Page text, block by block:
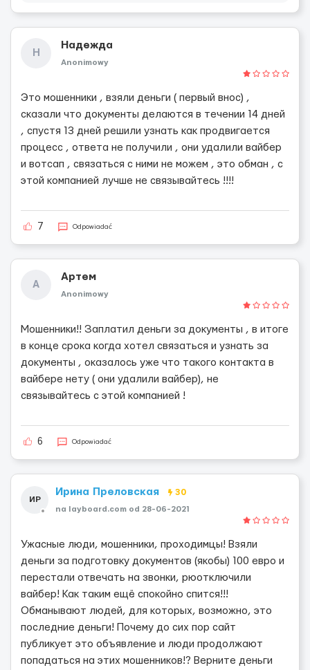
Н
Надежда
Anonimowy
Это мошенники , взяли деньги ( первый внос) ,
сказали что документы делаются в течении 14 дней
, спустя 13 дней решили узнать как продвигается
процесс , ответа не получили , они удалили вайбер
и вотсап , связаться с ними не можем , это обман , с
этой компанией лучше не связывайтесь !!!!
7 Odpowiadać
А
Артем
Anonimowy
Мошенники!! Заплатил деньги за документы , в итоге
в конце срока когда хотел связаться и узнать за
документы , оказалось уже что такого контакта в
вайбере нету ( они удалили вайбер), не
связывайтесь с этой компанией !
6 Odpowiadać
ИР
Ирина Преловская 30
na layboard.com od 28-06-2021
Ужасные люди, мошенники, проходимцы! Взяли
деньги за подготовку документов (якобы) 100 евро и
перестали отвечать на звонки, рюотключили
вайбер! Как таким ещё спокойно спится!!!
Обманывают людей, для которых, возможно, это
последние деньги! Почему до сих пор сайт
публикует это объявление и люди продолжают
попадаться на этих мошенников!? Верните деньги